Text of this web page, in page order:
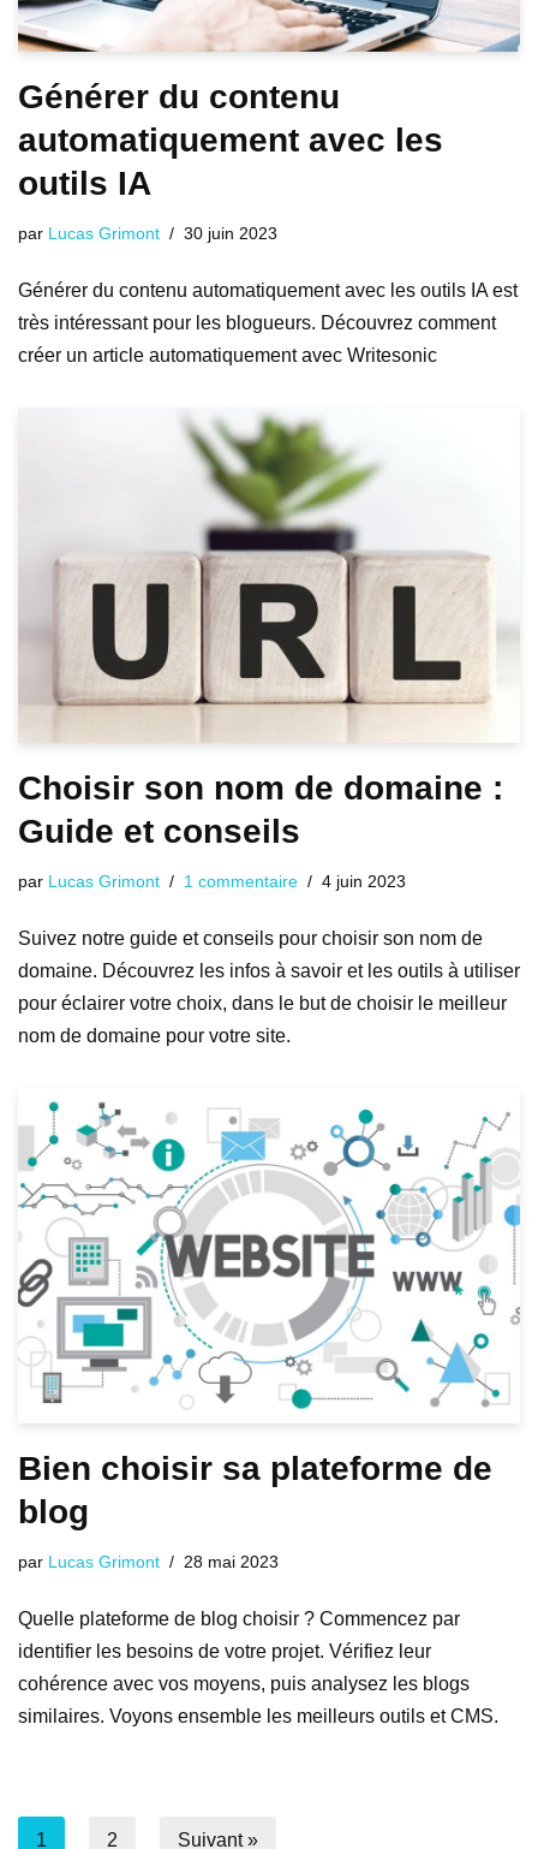
Générer du contenu
automatiquement avec les
outils IA
par Lucas Grimont 30 juin 2023
Générer du contenu automatiquement avec les outils IA est
très intéressant pour les blogueurs. Découvrez comment
créer un article automatiquement avec Writesonic
Choisir son nom de domaine :
Guide et conseils
par Lucas Grimont 1 commentaire 4 juin 2023
Suivez notre guide et conseils pour choisir son nom de
domaine. Découvrez les infos à savoir et les outils à utiliser
pour éclairer votre choix, dans le but de choisir le meilleur
nom de domaine pour votre site.
Bien choisir sa plateforme de
blog
par Lucas Grimont 28 mai 2023
Quelle plateforme de blog choisir ? Commencez par
identifier les besoins de votre projet. Vérifiez leur
cohérence avec vos moyens, puis analysez les blogs
similaires. Voyons ensemble les meilleurs outils et CMS.
1 2 Suivant »